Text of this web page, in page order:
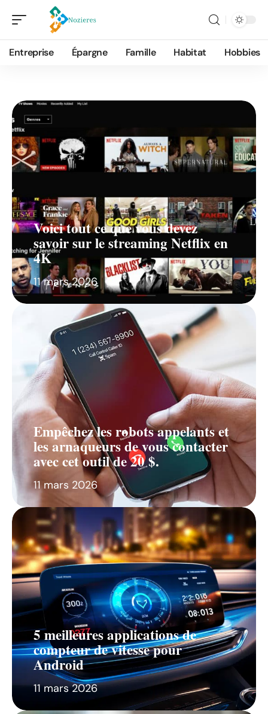
Entreprise Épargne Famille Habitat Hobbies
IT
Voici tout ce que vous devez
savoir sur le streaming Netflix en
4K
11 mars 2026
Empêchez les robots appelants et
les arnaqueurs de vous contacter
avec cet outil de 20 $.
11 mars 2026
5 meilleures applications de
compteur de vitesse pour
Android
11 mars 2026